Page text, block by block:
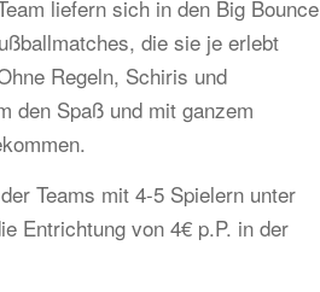
liefern sich in den Big Bounce
die sie je erlebt
Regeln, Schiris und
den Spaß und mit ganzem
Teams mit 4-5 Spielern unter
Entrichtung von 4€ p.P. in der